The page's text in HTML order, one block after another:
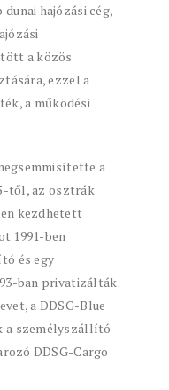
hajózási cég,
a közös
ezzel a
a működési
a
től, az osztrák
kezdhetett
1991-ben
és egy
ban privatizálták.
a DDSG-Blue
a személyszállító
DDSG-Cargo